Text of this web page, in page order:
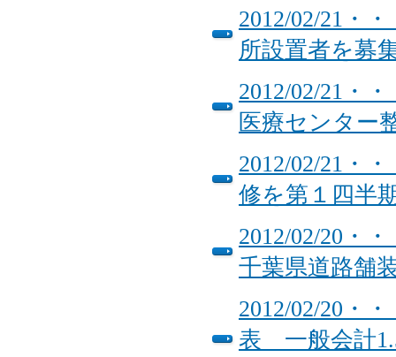
2012/02/21・
所設置者を募
2012/02/21・
医療センター
2012/02/21・
修を第１四半
2012/02/20・
千葉県道路舗
2012/02/20・
表 一般会計